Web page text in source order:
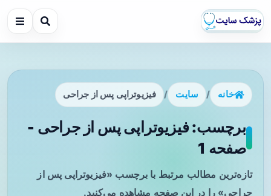
خانه / سایت / فیزیوتراپی پس از جراحی
برچسب: فیزیوتراپی پس از جراحی -
صفحه 1
تازه‌ترین مطالب مرتبط با برچسب «فیزیوتراپی پس از
جراحی» را در این صفحه مشاهده می‌کنید.